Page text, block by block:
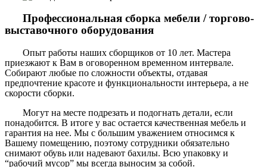
Профессиональная сборка мебели / торгово-
выставочного оборудования
Опыт работы наших сборщиков от 10 лет. Мастера
приезжают к Вам в оговоренном временном интервале.
Собирают любые по сложности объекты, отдавая
предпочтение красоте и функциональности интерьера, а не
скорости сборки.
Могут на месте подрезать и подогнать детали, если
понадобится. В итоге у вас остается качественная мебель и
гарантия на нее. Мы с большим уважением относимся к
Вашему помещению, поэтому сотрудники обязательно
снимают обувь или надевают бахилы. Всю упаковку и
“рабочий мусор” мы всегда выносим за собой.